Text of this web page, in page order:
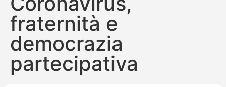
fraternità e
democrazia
partecipativa